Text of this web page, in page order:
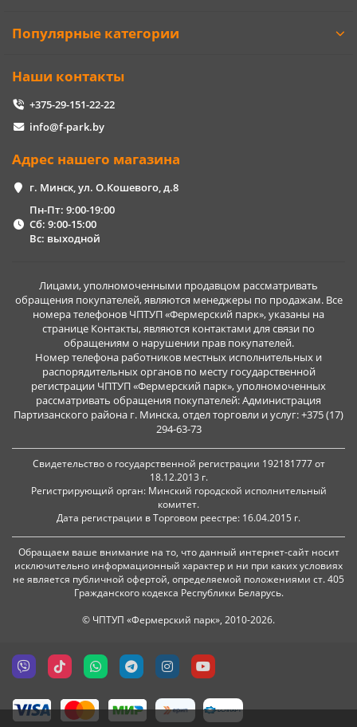
Популярные категории
Наши контакты
+375-29-151-22-22
info@f-park.by
Адрес нашего магазина
г. Минск, ул. О.Кошевого, д.8
Пн-Пт: 9:00-19:00
Сб: 9:00-15:00
Вс: выходной
Лицами, уполномоченными продавцом рассматривать
обращения покупателей, являются менеджеры по продажам. Все
номера телефонов ЧПТУП «Фермерский парк», указаны на
странице Контакты, являются контактами для связи по
обращениям о нарушении прав покупателей.
Номер телефона работников местных исполнительных и
распорядительных органов по месту государственной
регистрации ЧПТУП «Фермерский парк», уполномоченных
рассматривать обращения покупателей: Администрация
Партизанского района г. Минска, отдел торговли и услуг: +375 (17)
294-63-73
Свидетельство о государственной регистрации 192181777 от
18.12.2013 г.
Регистрирующий орган: Минский городской исполнительный
комитет.
Дата регистрации в Торговом реестре: 16.04.2015 г.
Обращаем ваше внимание на то, что данный интернет-сайт носит
исключительно информационный характер и ни при каких условиях
не является публичной офертой, определяемой положениями ст. 405
Гражданского кодекса Республики Беларусь.
© ЧПТУП «Фермерский парк», 2010-2026.